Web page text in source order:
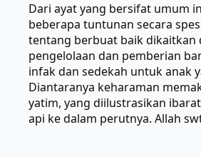
Dari ayat yang bersifat umum
beberapa tuntunan secara
tentang berbuat baik dikaitkan
pengelolaan dan pemberian
infak dan sedekah untuk anak
Diantaranya keharaman
yatim, yang diilustrasikan
api ke dalam perutnya. Allah